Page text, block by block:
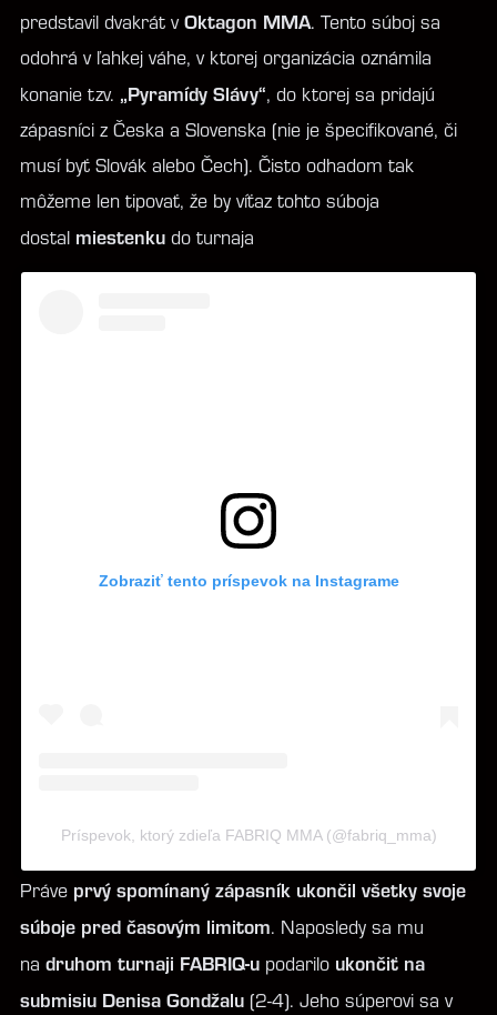
predstavil dvakrát vOktagon MMA. Tento súboj sa
odohrá v ľahkej váhe, v ktorej organizácia oznámila
konanie tzv. „Pyramídy Slávy“, do ktorej sa pridajú
zápasníci z Česka a Slovenska (nie je špecifikované, či
musí byť Slovák alebo Čech). Čisto odhadom tak
môžeme len tipovať, že by víťaz tohto súboja
dostal miestenku do turnaja
Zobraziť tento príspevok na Instagrame
Príspevok, ktorý zdieľa FABRIQ MMA (@fabriq_mma)
Práve prvý spomínaný zápasník ukončil všetky svoje
súboje pred časovým limitom. Naposledy sa mu
na druhom turnaji FABRIQ-u podarilo ukončiť na
submisiu Denisa Gondžalu (2-4). Jeho súperovi sa v